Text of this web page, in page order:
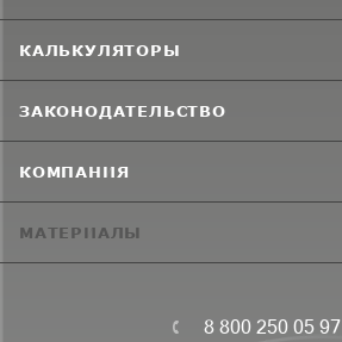
КАЛЬКУЛЯТОРЫ
ЗАКОНОДАТЕЛЬСТВО
КОМПАНИЯ
МАТЕРИАЛЫ
8 800 250 05 97